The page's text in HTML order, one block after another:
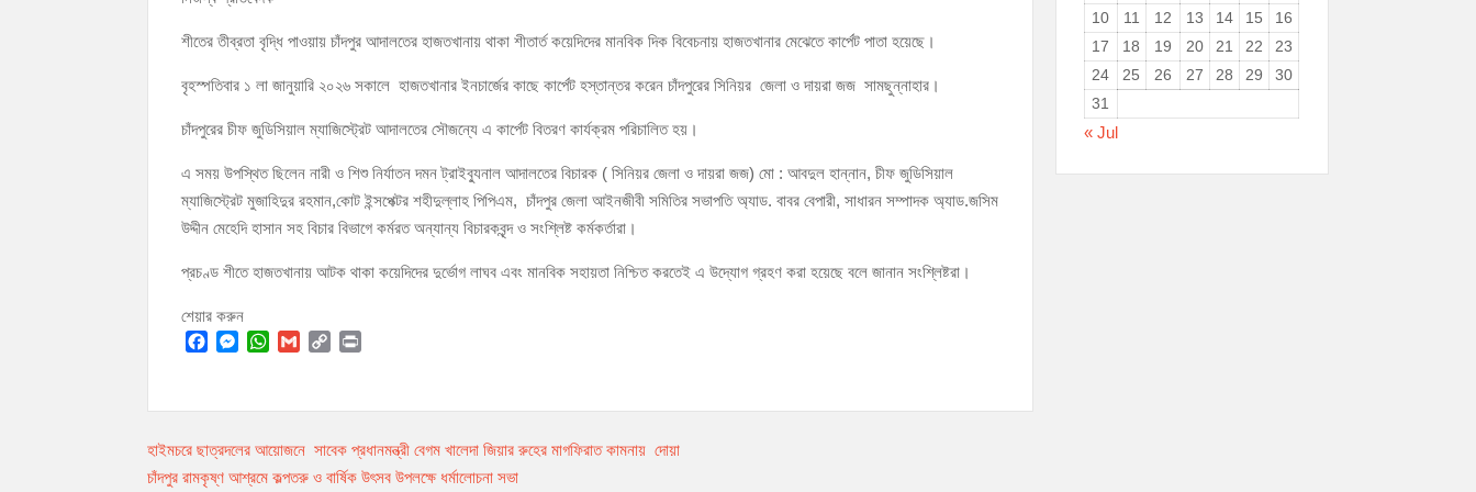
কচুয়ায় পৃথক অভিযানে ২০১ পিস ইয়াবা ও ৫০ গ্রাম গাঁজাসহ ৩ মাদক কারবারি গ্রেপ্তার
শীতের তীব্রতা বৃদ্ধি পাওয়ায় চাঁদপুর আদালতের হাজতখানায় থাকা শীতার্ত কয়েদিদের মানবিক দিক বিবেচনায় হাজতখানার মেঝেতে কার্পেট পাতা হয়েছে।
বৃহস্পতিবার ১ লা জানুয়ারি ২০২৬ সকালে হাজতখানার ইনচার্জের কাছে কার্পেট হস্তান্তর করেন চাঁদপুরের সিনিয়র জেলা ও দায়রা জজ সামছুন্নাহার।
চাঁদপুরের চীফ জুডিসিয়াল ম্যাজিস্ট্রেট আদালতের সৌজন্যে এ কার্পেট বিতরণ কার্যক্রম পরিচালিত হয়।
এ সময় উপস্থিত ছিলেন নারী ও শিশু নির্যাতন দমন ট্রাইব্যুনাল আদালতের বিচারক ( সিনিয়র জেলা ও দায়রা জজ) মো : আবদুল হান্নান, চীফ জুডিসিয়াল
ম্যাজিস্ট্রেট মুজাহিদুর রহমান,কোট ইন্সপেক্টর শহীদুল্লাহ পিপিএম, চাঁদপুর জেলা আইনজীবী সমিতির সভাপতি অ্যাড. বাবর বেপারী, সাধারন সম্পাদক অ্যাড.জসিম
উদ্দীন মেহেদি হাসান সহ বিচার বিভাগে কর্মরত অন্যান্য বিচারকবৃন্দ ও সংশ্লিষ্ট কর্মকর্তারা।
প্রচণ্ড শীতে হাজতখানায় আটক থাকা কয়েদিদের দুর্ভোগ লাঘব এবং মানবিক সহায়তা নিশ্চিত করতেই এ উদ্যোগ গ্রহণ করা হয়েছে বলে জানান সংশ্লিষ্টরা।
শেয়ার করুন
c
b
o
s
e
n
a
s
A
a
l
p
L
i
i
t
Post
হাইমচরে ছাত্রদলের আয়োজনে সাবেক প্রধানমন্ত্রী বেগম খালেদা জিয়ার রুহের মাগফিরাত কামনায় দোয়া
চাঁদপুর রামকৃষ্ণ আশ্রমে কল্পতরু ও বার্ষিক উৎসব উপলক্ষে ধর্মালোচনা সভা
10
11 12 13 14 15
16
17
18 19 20 21 22
23
24
25 26 27 28 29
30
31
« Jul